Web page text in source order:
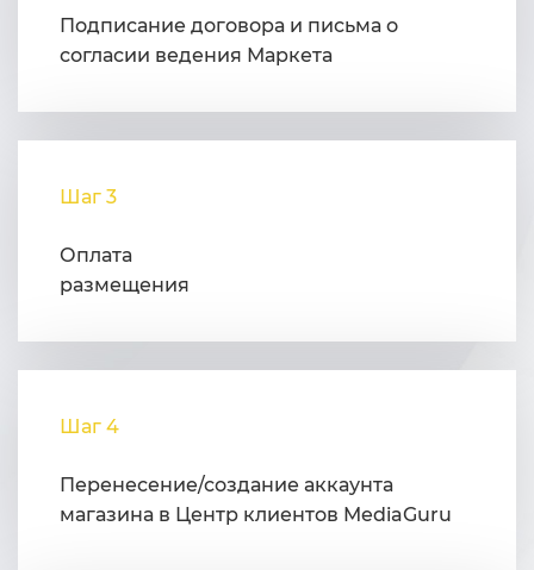
Подписание договора и письма о
согласии ведения Маркета
Шаг 3
Оплата
размещения
Шаг 4
Перенесение/создание аккаунта
магазина в Центр клиентов MediaGuru